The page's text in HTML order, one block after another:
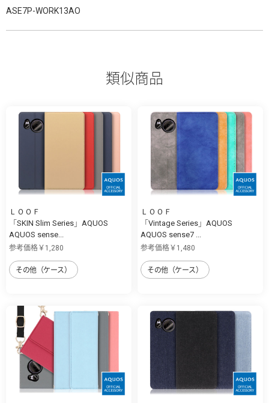
ASE7P-WORK13AO
類似商品
ＬＯＯＦ
「SKIN Slim Series」AQUOS
AQUOS sense...
参考価格￥1,280
その他（ケース）
ＬＯＯＦ
「Vintage Series」AQUOS
AQUOS sense7 ...
参考価格￥1,480
その他（ケース）